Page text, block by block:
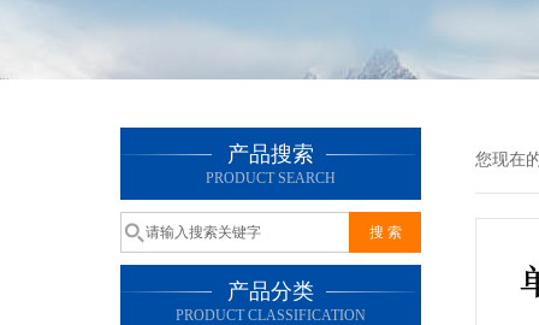
产品搜索
PRODUCT SEARCH
产品分类
PRODUCT CLASSIFICATION
您现在